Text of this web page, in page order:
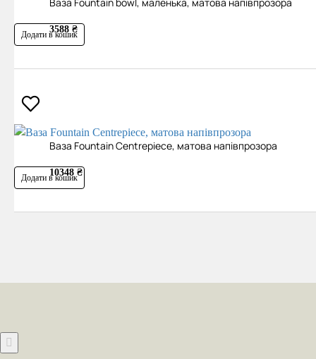
Ваза Fountain bowl, маленька, матова напівпрозора
3588 ₴
Додати в кошик
Ваза Fountain Centrepiece, матова напівпрозора
10348 ₴
Додати в кошик